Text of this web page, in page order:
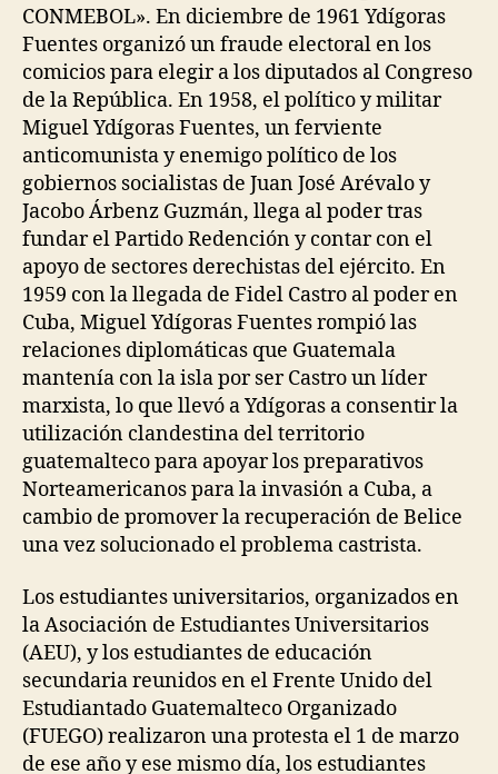
CONMEBOL». En diciembre de 1961 Ydígoras
Fuentes organizó un fraude electoral en los
comicios para elegir a los diputados al Congreso
de la República. En 1958, el político y militar
Miguel Ydígoras Fuentes, un ferviente
anticomunista y enemigo político de los
gobiernos socialistas de Juan José Arévalo y
Jacobo Árbenz Guzmán, llega al poder tras
fundar el Partido Redención y contar con el
apoyo de sectores derechistas del ejército. En
1959 con la llegada de Fidel Castro al poder en
Cuba, Miguel Ydígoras Fuentes rompió las
relaciones diplomáticas que Guatemala
mantenía con la isla por ser Castro un líder
marxista, lo que llevó a Ydígoras a consentir la
utilización clandestina del territorio
guatemalteco para apoyar los preparativos
Norteamericanos para la invasión a Cuba, a
cambio de promover la recuperación de Belice
una vez solucionado el problema castrista.
Los estudiantes universitarios, organizados en
la Asociación de Estudiantes Universitarios
(AEU), y los estudiantes de educación
secundaria reunidos en el Frente Unido del
Estudiantado Guatemalteco Organizado
(FUEGO) realizaron una protesta el 1 de marzo
de ese año y ese mismo día, los estudiantes